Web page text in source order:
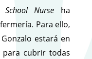
School Nurse ha
Para ello,
estará en
para cubrir todas